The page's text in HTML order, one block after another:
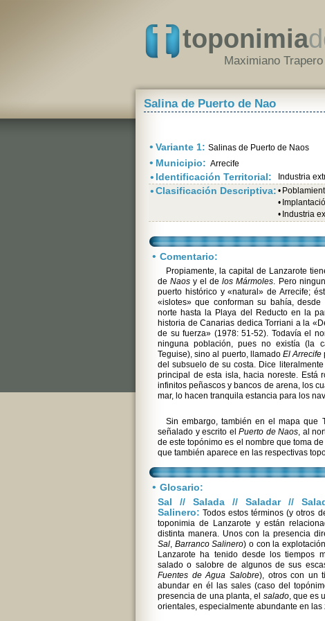
toponimia
Maximiano
Salina de Puerto de Nao
• Variante 1: Salinas de Puerto de Naos
• Municipio: Arrecife
• Identificación Territorial: Industria
•Clasificación Descriptiva: •
•
• Industria
• Comentario:
Propiamente, la capital de Lanzarote
deNaos y el delos Mármoles. Pero
puerto histórico y «natural» de Arrecife;
«islotes» que conforman su bahía,
norte hasta la Playa del Reducto en la
historia de Canarias dedica Torriani a la
de su fuerza» (1978: 51-52). Todavía el
ninguna población, pues no existía (la
Teguise), sino al puerto, llamado El Arrecife
del subsuelo de su costa. Dice literalmente
principal de esta isla, hacia noreste. Está
infinitos peñascos y bancos de arena, los
mar, lo hacen tranquila estancia para los
Sin embargo, también en el mapa que
señalado y escrito elPuerto de Naos, al
de este topónimo es el nombre que toma
que también aparece en las respectivas
• Glosario:
Sal // Salada // Saladar //
Salinero: Todos estos términos (y otros
toponimia de Lanzarote y están
distinta manera. Unos con la presencia
Sal, Barranco Salinero) o con la
Lanzarote ha tenido desde los tiempos
salado o salobre de algunos de sus
Fuentes de Agua Salobre), otros con un
abundar en él las sales (caso del
presencia de una planta, el salado, que es
orientales, especialmente abundante en las